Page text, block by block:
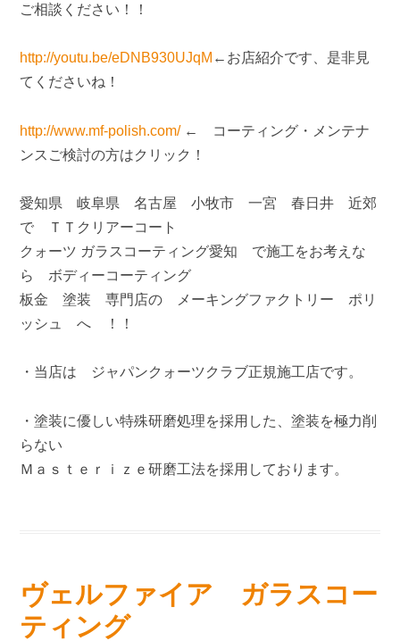
ご相談ください！！
http://youtu.be/eDNB930UJqM ←お店紹介です、是非見
てくださいね！
http://www.mf-polish.com/← コーティング・メンテナ
ンスご検討の方はクリック！
愛知県 岐阜県 名古屋 小牧市 一宮 春日井 近郊
で ＴＴクリアーコート
クォーツ ガラスコーティング愛知 で施工をお考えな
ら ボディーコーティング
板金 塗装 専門店の メーキングファクトリー ポリ
ッシュ へ ！！
・当店は ジャパンクォーツクラブ正規施工店です。
・塗装に優しい特殊研磨処理を採用した、塗装を極力削
らない
Ｍａｓｔｅｒｉｚｅ研磨工法を採用しております。
ヴェルファイア ガラスコー
ティング